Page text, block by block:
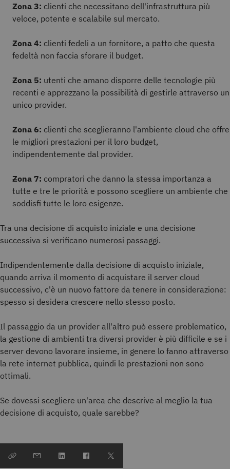
Zona 3: clienti che necessitano dell'infrastruttura più
veloce, potente e scalabile sul mercato.
Zona 4: clienti fedeli a un fornitore, a patto che questa
fedeltà non faccia sforare il budget.
Zona 5: utenti che amano disporre delle tecnologie più
recenti e apprezzano la possibilità di gestirle attraverso un
unico provider.
Zona 6: clienti che sceglieranno l'ambiente cloud che offre
le migliori prestazioni per il loro budget,
indipendentemente dal provider.
Zona 7: compratori che danno la stessa importanza a
tutte e tre le priorità e possono scegliere un ambiente che
soddisfi tutte le loro esigenze.
Tra una decisione di acquisto iniziale e una decisione
successiva si verificano numerosi passaggi.
Indipendentemente dalla decisione di acquisto iniziale,
quando arriva il momento di acquistare il server cloud
successivo, c'è un nuovo fattore da tenere in considerazione:
spesso si desidera crescere nello stesso posto.
Il passaggio da un provider all'altro può essere problematico,
la gestione di ambienti tra diversi provider è più difficile e se i
server devono lavorare insieme, in genere lo fanno attraverso
la rete internet pubblica, quindi le prestazioni non sono
ottimali.
Se dovessi scegliere un'area che descrive al meglio la tua
decisione di acquisto, quale sarebbe?